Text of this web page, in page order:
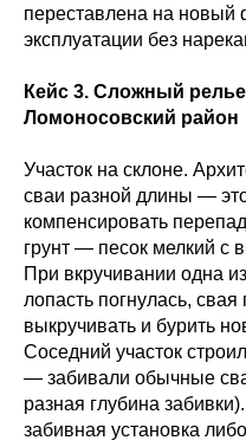
переставлена на
эксплуатации без
Кейс 3. Сложный
Ломоносовский район
Участок на склоне.
сваи разной длины —
компенсировать
грунт — песок мелкий с
При вкручивании одна
лопасть погнулась,
выкручивать и бурить
Соседний участок
— забивали обычные
разная глубина
забивная установка